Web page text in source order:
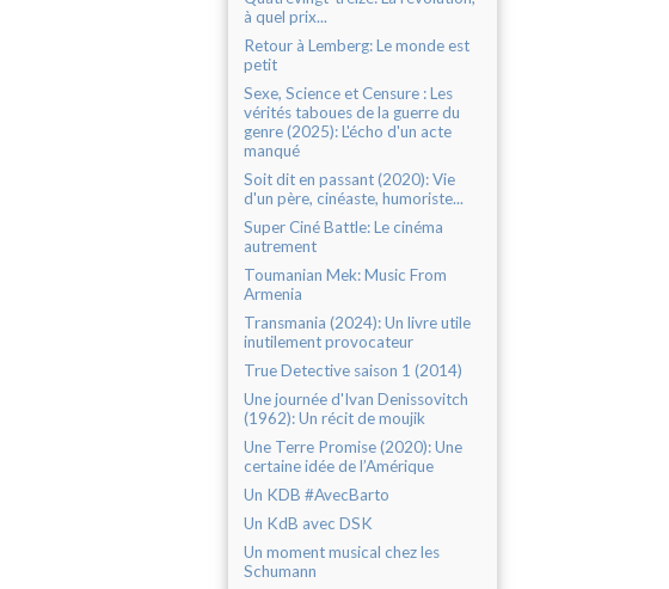
à quel prix...
Retour à Lemberg: Le monde est
petit
Sexe, Science et Censure : Les
vérités taboues de la guerre du
genre (2025): L'écho d'un acte
manqué
Soit dit en passant (2020): Vie
d'un père, cinéaste, humoriste...
Super Ciné Battle: Le cinéma
autrement
Toumanian Mek: Music From
Armenia
Transmania (2024): Un livre utile
inutilement provocateur
True Detective saison 1 (2014)
Une journée d'Ivan Denissovitch
(1962): Un récit de moujik
Une Terre Promise (2020): Une
certaine idée de l’Amérique
Un KDB #AvecBarto
Un KdB avec DSK
Un moment musical chez les
Schumann